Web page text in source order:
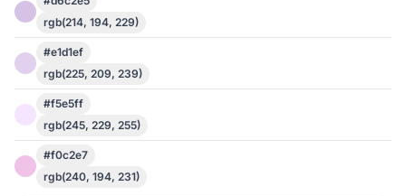
rgb(214, 194, 229)
#e1d1ef
rgb(225, 209, 239)
#f5e5ff
rgb(245, 229, 255)
#f0c2e7
rgb(240, 194, 231)